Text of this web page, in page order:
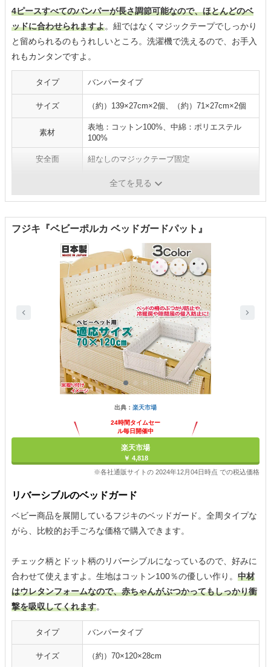
4ピースすべてのバンパーが長さ調節可能なので、ほとんどのベ
ッドに合わせられますよ。紐ではなくマジックテープでしっかり
と留められるのもうれしいところ。洗濯機で洗えるので、お手入
れもカンタンですよ。
タイプ バンパータイプ
サイズ （約）139×27cm×2個、（約）71×27cm×2個
素材
表地：コットン100%、中綿：ポリエステル
100%
安全面 紐なしのマジックテープ固定
調節可能な4ピース構造
全てを見る
フジキ『ベビーポルカ ベッドガードパット』
出典： 楽天市場
24時間タイムセー
ル毎日開催中
楽天市場
￥ 4,818
※各社通販サイトの 2024年12月04日時点 での税込価格
リバーシブルのベッドガード
ベビー商品を展開しているフジキのベッドガード。全周タイプな
がら、比較的お手ごろな価格で購入できます。
チェック柄とドット柄のリバーシブルになっているので、好みに
合わせて使えますよ。生地はコットン100％の優しい作り。 中材
はウレタンフォームなので、赤ちゃんがぶつかってもしっかり衝
撃を吸収してくれます。
タイプ バンパータイプ
サイズ （約）70×120×28cm